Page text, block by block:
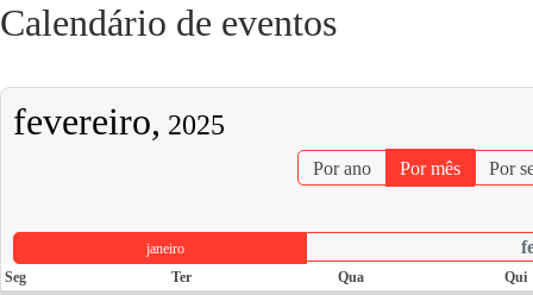
Calendário de eventos
fevereiro, 2025
Por ano Por mês Por
janeiro
Seg Ter Qua
Qui